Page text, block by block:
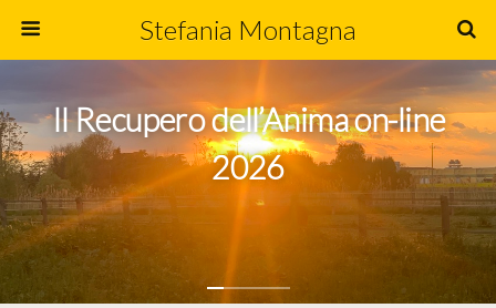
Stefania Montagna
Il Recupero dell’Anima on-line
2026